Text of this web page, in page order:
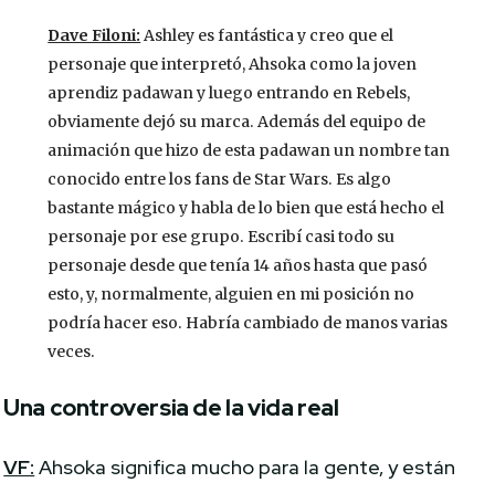
Dave Filoni: Ashley es fantástica y creo que el
personaje que interpretó, Ahsoka como la joven
aprendiz padawan y luego entrando en Rebels,
obviamente dejó su marca. Además del equipo de
animación que hizo de esta padawan un nombre tan
conocido entre los fans de Star Wars. Es algo
bastante mágico y habla de lo bien que está hecho el
personaje por ese grupo. Escribí casi todo su
personaje desde que tenía 14 años hasta que pasó
esto, y, normalmente, alguien en mi posición no
podría hacer eso. Habría cambiado de manos varias
veces.
Una controversia de la vida real
VF: Ahsoka significa mucho para la gente, y están